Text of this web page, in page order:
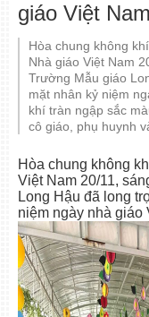
giáo Việt
Hòa chung không
Nhà giáo Việt Nam
Trường Mẫu giáo
mặt nhân kỷ niệm
khí tràn ngập sắc
cô giáo, phụ huynh
Hòa chung không
Việt Nam 20/11,
Long Hậu đã long
niệm ngày nhà giáo